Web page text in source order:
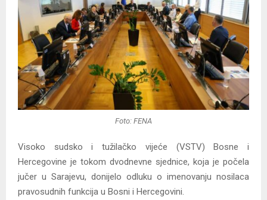
Foto: FENA
Visoko sudsko i tužilačko vijeće (VSTV) Bosne i
Hercegovine je tokom dvodnevne sjednice, koja je počela
jučer u Sarajevu, donijelo odluku o imenovanju nosilaca
pravosudnih funkcija u Bosni i Hercegovini.